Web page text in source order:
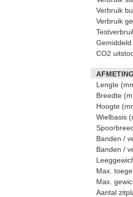
Verbruik
Verbruik
CO2
Lengte
Breedte
Hoogte
Wielbasis
Banden /
Banden /
Max.
Max.
Aantal
BEKIJK 84 FOTO'S